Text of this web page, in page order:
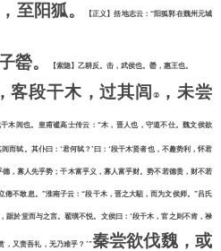
至阳狐。
【正义】括地志云：“阳狐郭在魏州元城
罃。 【索隐】乙耕反。击，武侯也。罃，惠王也。
，客段干木，过其闾 ②
，未尝
木闾也。皇甫谧高士传云： “木，晋人也，守道不仕。魏文侯欲
而轼。其仆曰：‘君何轼？’曰：‘段干木贤者也，不趣势利，怀君
，寡人先乎势；干木富乎义，寡人富乎财。势不若德贵，财不若
倦不敢息。”淮南子云：“段干木，晋之大駔，而为文侯师。”吕氏
踞於堂而与之言。翟璜不悦。文侯曰：‘段干木，官之则不肯，禄
，又责吾礼，无乃难乎？’”秦尝欲伐魏，或